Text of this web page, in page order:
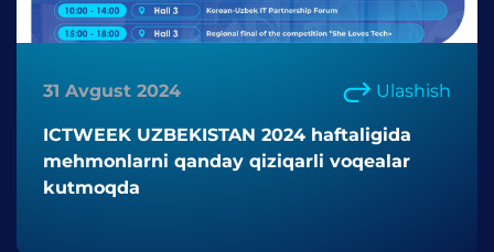
31 Avgust 2024 Ulashish
ICTWEEK UZBEKISTAN 2024 haftaligida
mehmonlarni qanday qiziqarli voqealar
kutmoqda